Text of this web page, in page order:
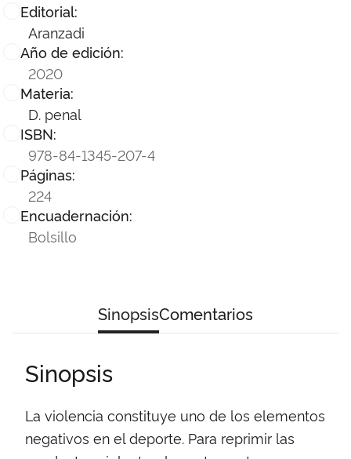
Editorial:
Aranzadi
Año de edición:
2020
Materia:
D. penal
ISBN:
978-84-1345-207-4
Páginas:
224
Encuadernación:
Bolsillo
SinopsisComentarios
Sinopsis
La violencia constituye uno de los elementos
negativos en el deporte. Para reprimir las